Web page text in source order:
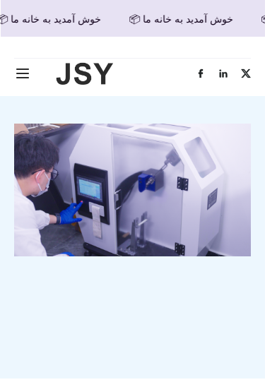
📦 خوش آمدید به خانه ما
📦 خوش آمدید به خانه ما
درباره ما
اخبار
تماس با ما